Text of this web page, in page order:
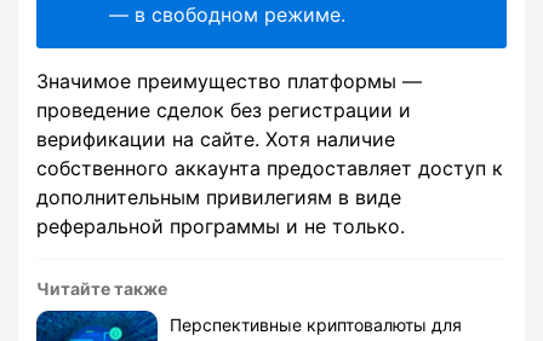
— в свободном режиме.
Значимое преимущество платформы —
проведение сделок без регистрации и
верификации на сайте. Хотя наличие
собственного аккаунта предоставляет доступ к
дополнительным привилегиям в виде
реферальной программы и не только.
Читайте также
Перспективные криптовалюты для